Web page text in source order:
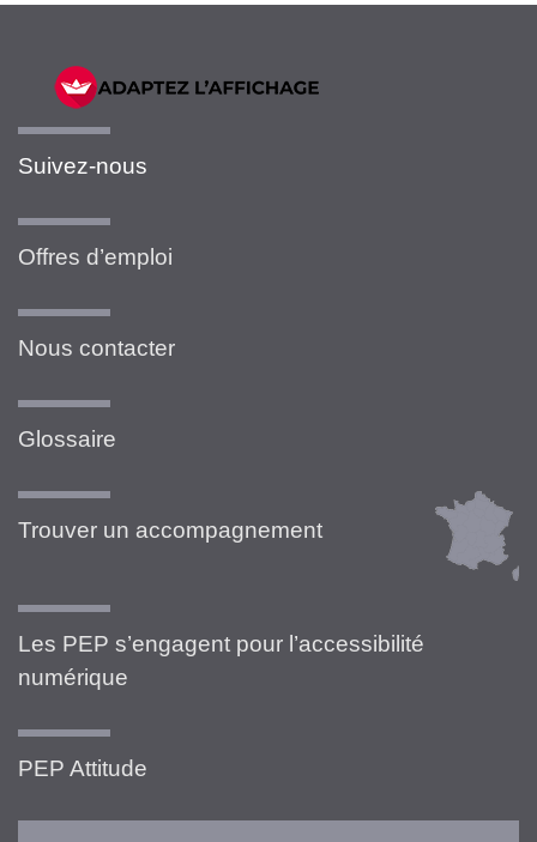
Suivez-nous
Offres d’emploi
Nous contacter
Glossaire
Trouver un accompagnement
Les PEP s’engagent pour l’accessibilité
numérique
PEP Attitude